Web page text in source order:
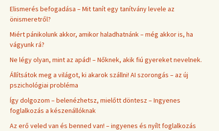
Elismerés befogadása – Mit tanít egy tanítvány levele az
önismeretről?
Miért pánikolunk akkor, amikor haladhatnánk – még akkor is, ha
vágyunk rá?
Ne légy olyan, mint az apád! – Nőknek, akik fiú gyereket nevelnek.
Állítsátok meg a világot, ki akarok szállni! AI szorongás – az új
pszichológiai probléma
Így dolgozom – belenézhetsz, mielőtt döntesz – Ingyenes
foglalkozás a készenállóknak
Az erő veled van és benned van! – ingyenes és nyílt foglalkozás